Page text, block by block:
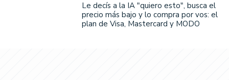
Le decís a la IA "quiero esto", busca el
precio más bajo y lo compra por vos: el
plan de Visa, Mastercard y MODO